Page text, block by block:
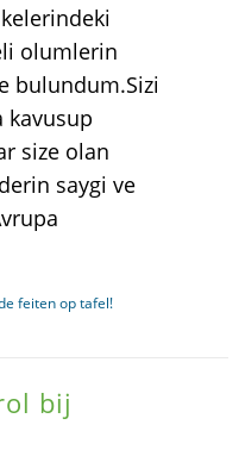
olumlerin
bulundum.Sizi
kavusup
size olan
saygi ve
feiten op tafel!
bij